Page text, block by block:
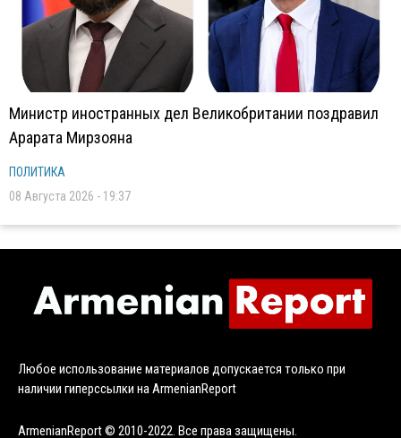
Министр иностранных дел Великобритании поздравил
Арарата Мирзояна
ПОЛИТИКА
08 Августа 2026 - 19:37
Любое использование материалов допускается только при
наличии гиперссылки на ArmenianReport
ArmenianReport © 2010-2022. Все права защищены.